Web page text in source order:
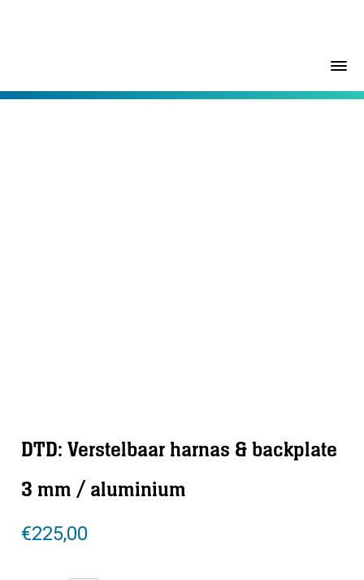
DTD: Verstelbaar harnas & backplate
3 mm / aluminium
€225,00